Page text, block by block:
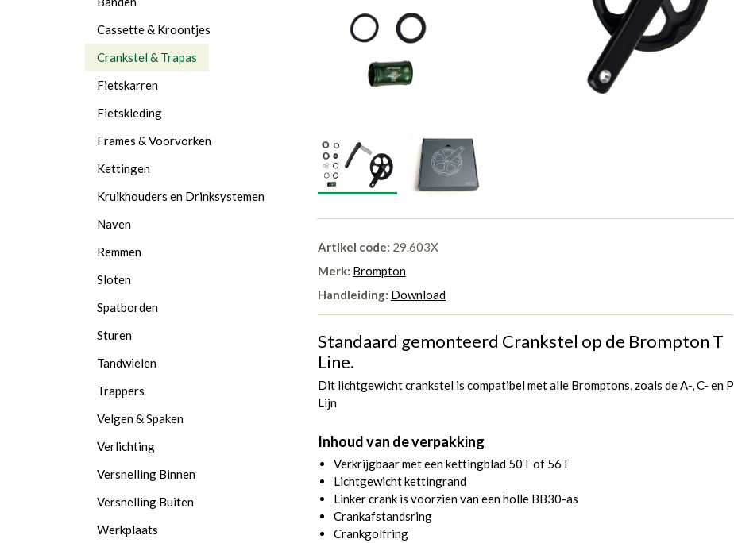
Artikel code: 29.603X
Merk: Brompton
Handleiding: Download
Standaard gemonteerd Crankstel op de Brompton T
Line.
Dit lichtgewicht crankstel is compatibel met alle Bromptons, zoals de A-, C- en P
Lijn
Inhoud van de verpakking
Verkrijgbaar met een kettingblad 50T of 56T
Lichtgewicht kettingrand
Linker crank is voorzien van een holle BB30-as
Crankafstandsring
Crankgolfring
Cassette & Kroontjes
Crankstel & Trapas
Fietskarren
Fietskleding
Frames & Voorvorken
Kettingen
Kruikhouders en Drinksystemen
Naven
Remmen
Sloten
Spatborden
Sturen
Tandwielen
Trappers
Velgen & Spaken
Verlichting
Versnelling Binnen
Versnelling Buiten
Werkplaats